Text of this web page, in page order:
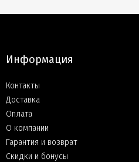
Информация
Контакты
Доставка
Оплата
О компании
Гарантия и возврат
Скидки и бонусы